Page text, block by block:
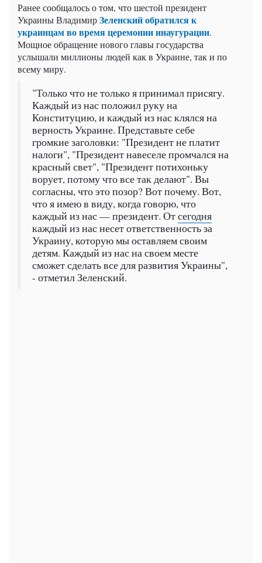
Ранее сообщалось о том, что шестой президент
Украины ВладимирЗеленский обратился к
украинцам во время церемонии инаугурации.
Мощное обращение нового главы государства
услышали миллионы людей как в Украине, так и по
всему миру.
"Только что не только я принимал присягу.
Каждый из нас положил руку на
Конституцию, и каждый из нас клялся на
верность Украине. Представьте себе
громкие заголовки: "Президент не платит
налоги", "Президент навеселе промчался на
красный свет", "Президент потихоньку
ворует, потому что все так делают". Вы
согласны, что это позор? Вот почему. Вот,
что я имею в виду, когда говорю, что
каждый из нас — президент. Отсегодня
каждый из нас несет ответственность за
Украину, которую мы оставляем своим
детям. Каждый из нас на своем месте
сможет сделать все для развития Украины",
- отметил Зеленский.